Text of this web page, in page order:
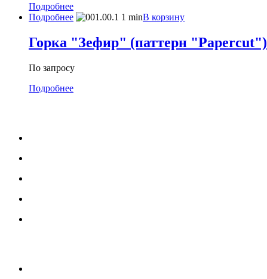
Подробнее
Подробнее
В корзину
Горка "Зефир" (паттерн "Papercut")
По запросу
Подробнее